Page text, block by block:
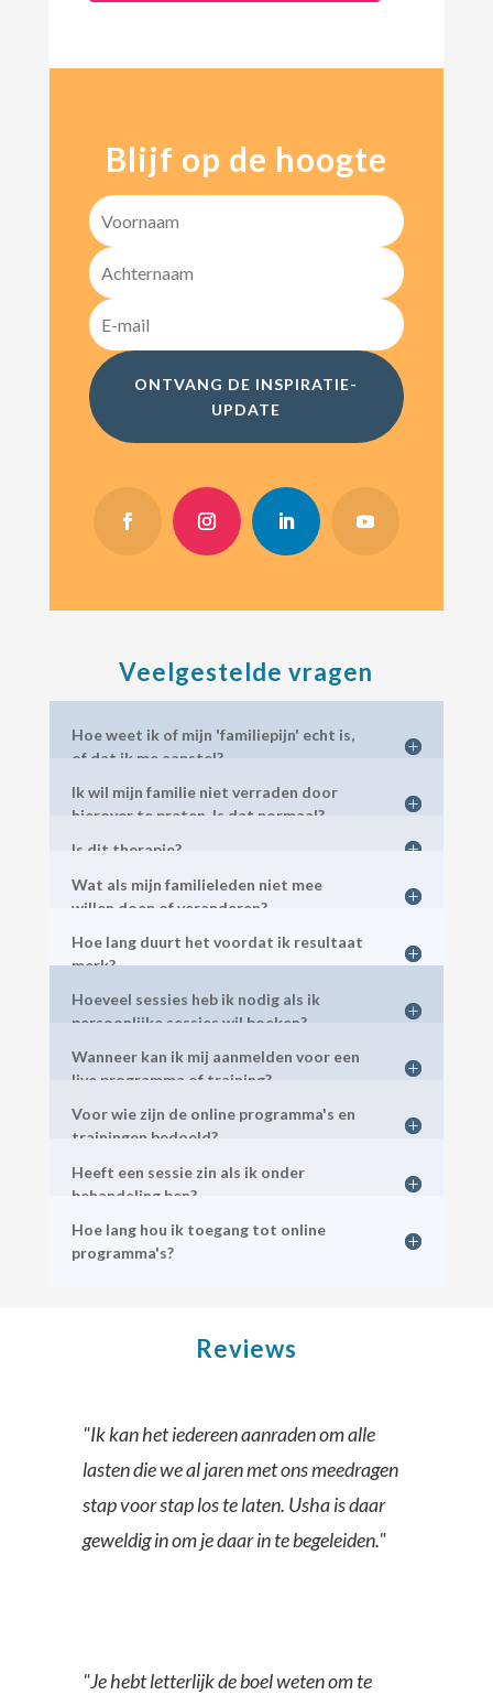
Blijf op de hoogte
ONTVANG DE INSPIRATIE-
UPDATE
Veelgestelde vragen
Hoe weet ik of mijn 'familiepijn' echt is,
of dat ik me aanstel?
Ik wil mijn familie niet verraden door
hierover te praten. Is dat normaal?
Is dit therapie?
Wat als mijn familieleden niet mee
willen doen of veranderen?
Hoe lang duurt het voordat ik resultaat
merk?
Hoeveel sessies heb ik nodig als ik
persoonlijke sessies wil boeken?
Wanneer kan ik mij aanmelden voor een
live programma of training?
Voor wie zijn de online programma's en
trainingen bedoeld?
Heeft een sessie zin als ik onder
behandeling ben?
Hoe lang hou ik toegang tot online
programma's?
Reviews
"Ik kan het iedereen aanraden om alle
lasten die we al jaren met ons meedragen
stap voor stap los te laten. Usha is daar
geweldig in om je daar in te begeleiden."
"Je hebt letterlijk de boel weten om te